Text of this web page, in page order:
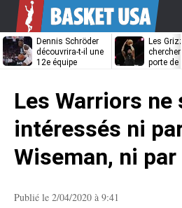
Dennis Schröder
découvrira-t-il une
12e équipe
Les
porte de
Unibet
Les Warriors ne
intéressés ni
Wiseman, ni
Publié le 2/04/2020 à 9:41